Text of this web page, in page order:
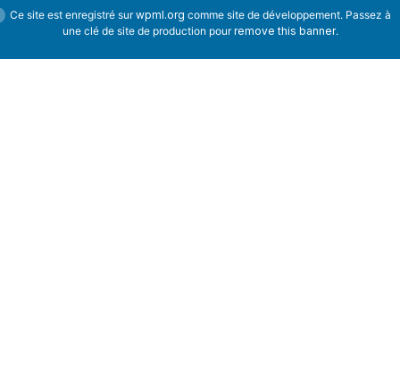
Ce site est enregistré surwpml.org comme site de développement. Passez à
une clé de site de production pourremove this banner.